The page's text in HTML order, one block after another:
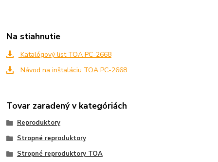
Na stiahnutie
Katalógový list TOA PC-2668
Návod na inštaláciu TOA PC-2668
Tovar zaradený v kategóriách
Reproduktory
Stropné reproduktory
Stropné reproduktory TOA